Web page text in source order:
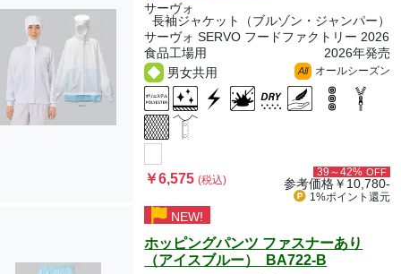
サーヴォ
長袖ジャケット（ブルゾン・ジャンパー）
サーヴォ SERVO フードファクトリー 2026
食品工場用
2026年発売
男女共用
All オールシーズン
￥6,575(税込)
39～42% OFF
参考価格￥10,780-
1%ポイント 還元
NEW!
ホッピングパンツ ファスナーあり
（アイスブルー） BA722-B